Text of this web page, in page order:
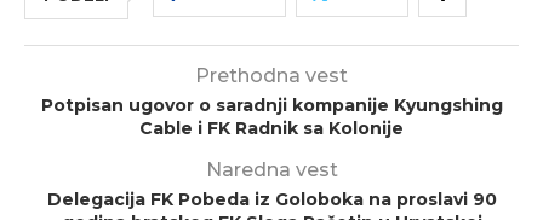
Prethodna vest
Potpisan ugovor o saradnji kompanije Kyungshing
Cable i FK Radnik sa Kolonije
Naredna vest
Delegacija FK Pobeda iz Goloboka na proslavi 90